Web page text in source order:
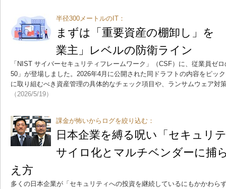
半径300メートルのIT：
まずは「重要資産の棚卸し」を
業主」レベルの防衛ライン
「NIST サイバーセキュリティフレームワーク」（CSF）に、従業員ゼ
50」が登場しました。2026年4月に公開された同ドラフトの内容をピッ
に取り組むべき資産管理の具体的なチェック項目や、ランサムウェア対
（2026/5/19）
課金が怖いからログを絞り込む：
日本企業を縛る呪い「セキュ
サイロ化とマルチベンダーに捕
え方
多くの日本企業が「セキュリティへの投資を継続しているにもかかわら